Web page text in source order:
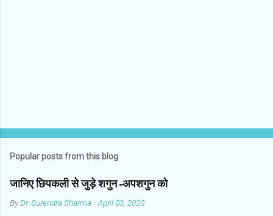
Popular posts from this blog
जानिए छिपकली से जुड़े शगुन-अपशगुन को
ByDr. Surendra Sharma -April 03, 2020